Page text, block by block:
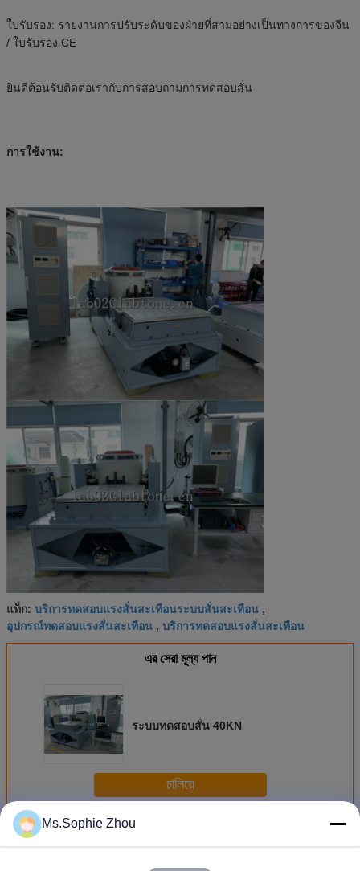
ใบรับรอง: รายงานการปรับระดับของฝ่ายที่สามอย่างเป็นทางการของจีน
/ ใบรับรอง CE
ยินดีต้อนรับติดต่อเรากับการสอบถามการทดสอบสั่น
การใช้งาน:
แท็ก: บริการทดสอบแรงสั่นสะเทือนระบบสั่นสะเทือน ,
อุปกรณ์ทดสอบแรงสั่นสะเทือน , บริการทดสอบแรงสั่นสะเทือน
এর সেরা মূল্য পান
ระบบทดสอบสั่น 40KN
চালিয়ে
มากกว่าระบบทดสอบการสั่นสะเทือน
Ms.Sophie Zhou